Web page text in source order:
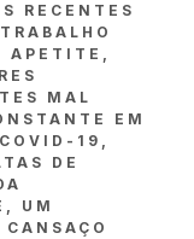
RECENTES
APETITE,
MAL
EM
19,
DE
UM